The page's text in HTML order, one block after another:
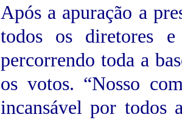
Após a apuração a
todos os diretores
percorrendo toda a
os votos. “Nosso
incansável por todos